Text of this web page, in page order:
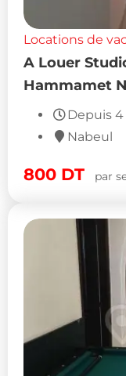
Locations de
A Louer
Hammamet
Depuis
Nabeul
800 DT par